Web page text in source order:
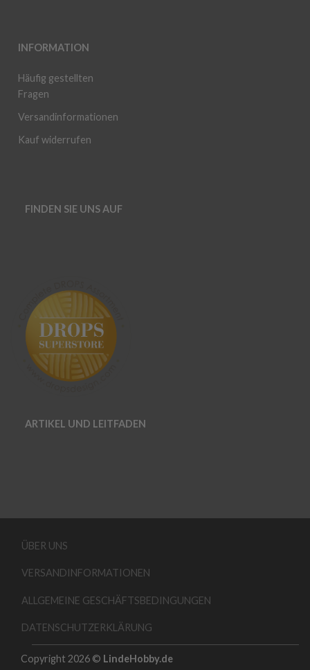
INFORMATION
Häufig gestellten
Fragen
Versandinformationen
Kauf widerrufen
FINDEN SIE UNS AUF
ARTIKEL UND LEITFADEN
ÜBER UNS
VERSANDINFORMATIONEN
ALLGEMEINE GESCHÄFTSBEDINGUNGEN
DATENSCHUTZERKLÄRUNG
Copyright 2026 © LindeHobby.de